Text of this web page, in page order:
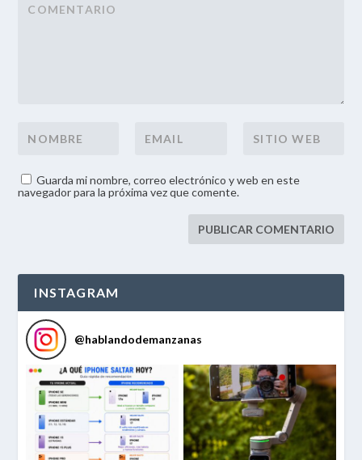
Guarda mi nombre, correo electrónico y web en este
navegador para la próxima vez que comente.
INSTAGRAM
@hablandodemanzanas